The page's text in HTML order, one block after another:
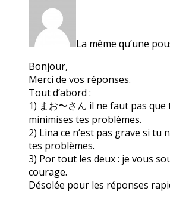
La même qu’une
Bonjour,
Merci de vos réponses.
Tout d’abord :
1) まお〜さん il ne faut pas
minimises tes problèmes.
2) Lina ce n’est pas grave si tu
tes problèmes.
3) Por tout les deux : je vous
courage.
Désolée pour les réponses